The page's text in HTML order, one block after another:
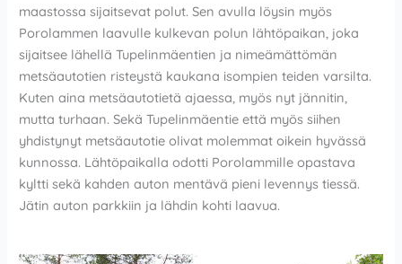
maastossa sijaitsevat polut. Sen avulla löysin myös
Porolammen laavulle kulkevan polun lähtöpaikan, joka
sijaitsee lähellä Tupelinmäentien ja nimeämättömän
metsäautotien risteystä kaukana isompien teiden varsilta.
Kuten aina metsäautotietä ajaessa, myös nyt jännitin,
mutta turhaan. Sekä Tupelinmäentie että myös siihen
yhdistynyt metsäautotie olivat molemmat oikein hyvässä
kunnossa. Lähtöpaikalla odotti Porolammille opastava
kyltti sekä kahden auton mentävä pieni levennys tiessä.
Jätin auton parkkiin ja lähdin kohti laavua.